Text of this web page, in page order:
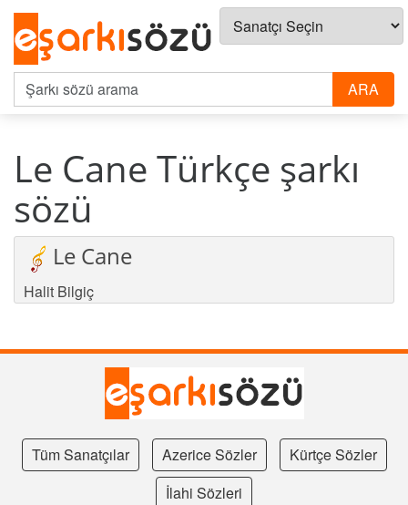
Le Cane Türkçe şarkı
sözü
Le Cane
Halit Bilgiç
Tüm Sanatçılar Azerice Sözler
Kürtçe Sözler
İlahi Sözleri